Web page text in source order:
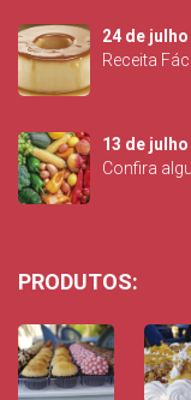
24 de
Receita
13 de
Confira
PRODUTOS: